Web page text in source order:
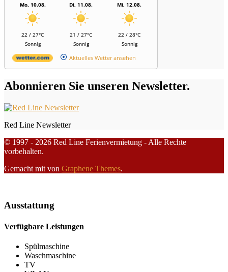
Mo, 10.08.
22 / 27°C
Sonnig
Di, 11.08.
21 / 27°C
Sonnig
Mi, 12.08.
22 / 28°C
Sonnig
Aktuelles Wetter ansehen
Abonnieren Sie unseren Newsletter.
Red Line Newsletter
© 1997 - 2026 Red Line Ferienvermietung - Alle Rechte
vorbehalten.
Gemacht mit von Graphene Themes.
Ausstattung
Verfügbare Leistungen
Spülmaschine
Waschmaschine
TV